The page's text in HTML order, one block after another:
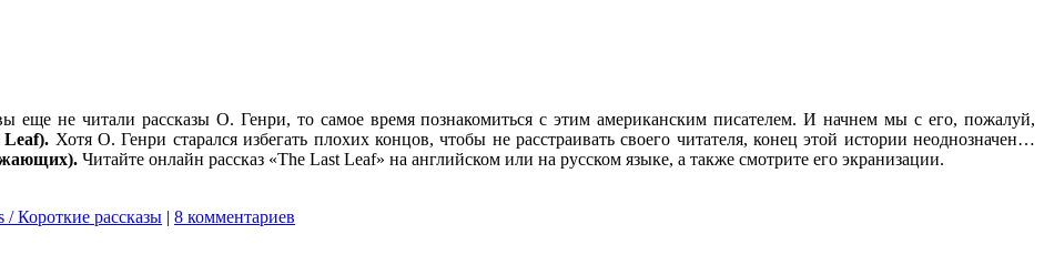
еще не читали рассказы О. Генри, то самое время познакомиться с этим американским писателем. И начнем мы с его, пожалуй,
Leaf). Хотя О. Генри старался избегать плохих концов, чтобы не расстраивать своего читателя, конец этой истории неоднозначен…
Читайте онлайн рассказ «The Last Leaf» на английском или на русском языке, а также смотрите его экранизации.
/ Короткие рассказы | 8 комментариев